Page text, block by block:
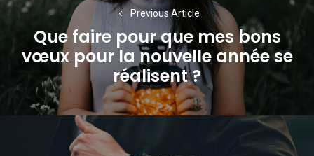
de
l’article
Previous Article
Previous
post:
Que faire pour que mes bons
vœux pour la nouvelle année se
réalisent ?